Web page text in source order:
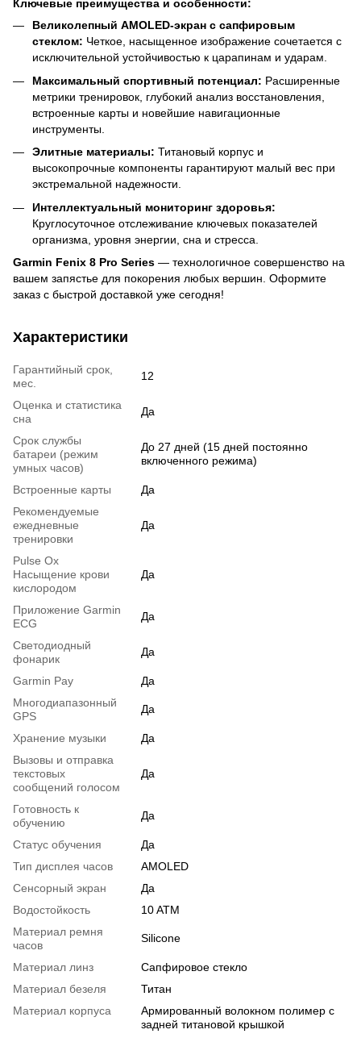
Ключевые преимущества и особенности:
Великолепный AMOLED-экран с сапфировым
стеклом: Четкое, насыщенное изображение сочетается с
исключительной устойчивостью к царапинам и ударам.
Максимальный спортивный потенциал: Расширенные
метрики тренировок, глубокий анализ восстановления,
встроенные карты и новейшие навигационные
инструменты.
Элитные материалы: Титановый корпус и
высокопрочные компоненты гарантируют малый вес при
экстремальной надежности.
Интеллектуальный мониторинг здоровья:
Круглосуточное отслеживание ключевых показателей
организма, уровня энергии, сна и стресса.
Garmin Fenix 8 Pro Series — технологичное совершенство на
вашем запястье для покорения любых вершин. Оформите
заказ с быстрой доставкой уже сегодня!
Характеристики
Гарантийный срок,
мес.
12
Оценка и статистика
сна
Да
Срок службы
батареи (режим
умных часов)
До 27 дней (15 дней постоянно
включенного режима)
Встроенные карты
Да
Рекомендуемые
ежедневные
тренировки
Да
Pulse Ox
Насыщение крови
кислородом
Да
Приложение Garmin
ECG
Да
Светодиодный
фонарик
Да
Garmin Pay
Да
Многодиапазонный
GPS
Да
Хранение музыки
Да
Вызовы и отправка
текстовых
сообщений голосом
Да
Готовность к
обучению
Да
Статус обучения
Да
Тип дисплея часов
AMOLED
Сенсорный экран
Да
Водостойкость
10 ATM
Материал ремня
часов
Silicone
Материал линз
Сапфировое стекло
Материал безеля
Титан
Материал корпуса
Армированный волокном полимер с
задней титановой крышкой